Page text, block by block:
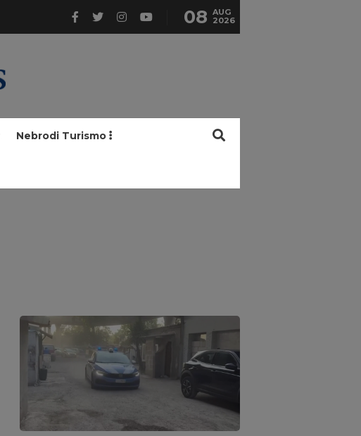
08 AUG
2026
Nebrodi Turismo